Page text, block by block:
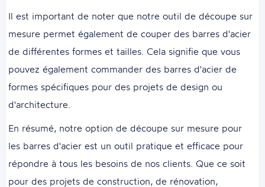
Il est important de noter que notre outil de découpe sur
mesure permet également de couper des barres d'acier
de différentes formes et tailles. Cela signifie que vous
pouvez également commander des barres d'acier de
formes spécifiques pour des projets de design ou
d'architecture.
En résumé, notre option de découpe sur mesure pour
les barres d'acier est un outil pratique et efficace pour
répondre à tous les besoins de nos clients. Que ce soit
pour des projets de construction, de rénovation,